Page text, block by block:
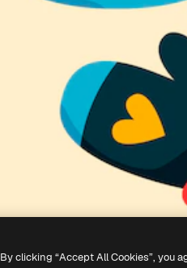
By clicking “Accept All Cookies”, you